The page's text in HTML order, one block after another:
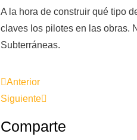
A la hora de construir qué tipo
claves los pilotes en las obras.
Subterráneas.
Anterior
Siguiente
Comparte